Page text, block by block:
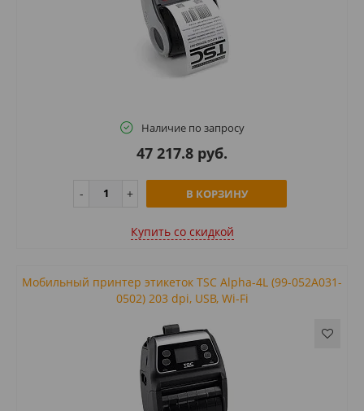
Наличие по запросу
47 217.8 руб.
В КОРЗИНУ
Купить cо скидкой
Мобильный принтер этикеток TSC Alpha-4L (99-052A031-
0502) 203 dpi, USB, Wi-Fi